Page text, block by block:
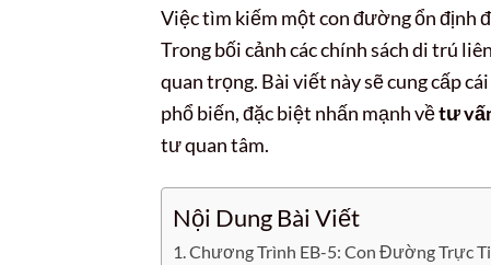
Việc tìm kiếm một con đường ổn định
Trong bối cảnh các chính sách di trú
quan trọng. Bài viết này sẽ cung cấp
phổ biến, đặc biệt nhấn mạnh vềtư
tư quan tâm.
Nội Dung Bài Viết
Chương Trình EB-5: Con Đường Trực